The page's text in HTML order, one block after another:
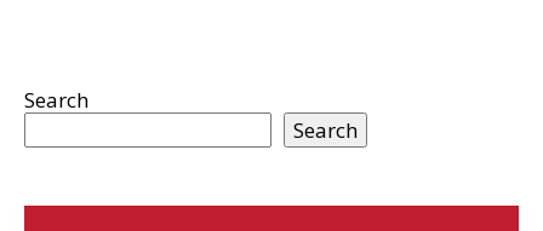
Search
Search